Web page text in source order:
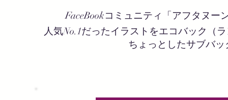
FaceBookコミュニティ「アフタヌ
人気No.1だったイラストをエコバック（
ちょっとしたサブバ